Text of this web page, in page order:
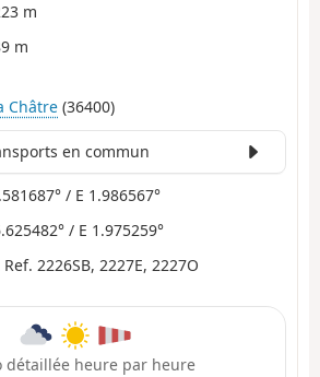
m
m
Châtre (36400)
en commun
/ E 1.986567°
/ E 1.975259°
Ref. 2226SB, 2227E, 2227O
détaillée heure par heure